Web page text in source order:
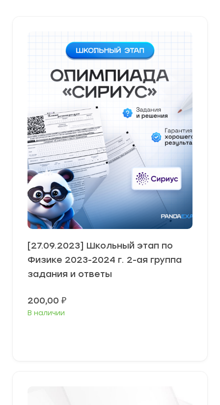
[27.09.2023] Школьный этап по
Физике 2023-2024 г. 2-ая группа
задания и ответы
200,00 ₽
В наличии